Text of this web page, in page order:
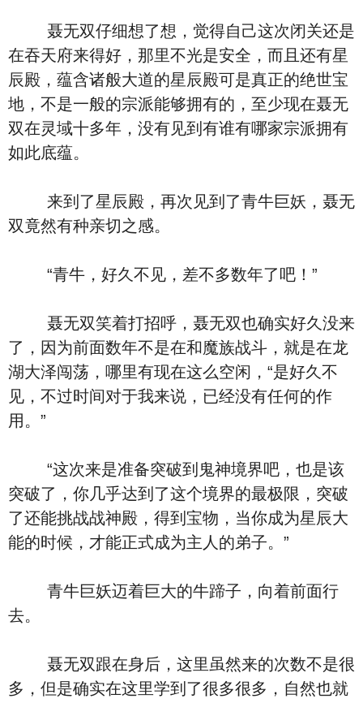
聂无双仔细想了想，觉得自己这次闭关还是
在吞天府来得好，那里不光是安全，而且还有星
辰殿，蕴含诸般大道的星辰殿可是真正的绝世宝
地，不是一般的宗派能够拥有的，至少现在聂无
双在灵域十多年，没有见到有谁有哪家宗派拥有
如此底蕴。
来到了星辰殿，再次见到了青牛巨妖，聂无
双竟然有种亲切之感。
“青牛，好久不见，差不多数年了吧！”
聂无双笑着打招呼，聂无双也确实好久没来
了，因为前面数年不是在和魔族战斗，就是在龙
湖大泽闯荡，哪里有现在这么空闲，“是好久不
见，不过时间对于我来说，已经没有任何的作
用。”
“这次来是准备突破到鬼神境界吧，也是该
突破了，你几乎达到了这个境界的最极限，突破
了还能挑战战神殿，得到宝物，当你成为星辰大
能的时候，才能正式成为主人的弟子。”
青牛巨妖迈着巨大的牛蹄子，向着前面行
去。
聂无双跟在身后，这里虽然来的次数不是很
多，但是确实在这里学到了很多很多，自然也就